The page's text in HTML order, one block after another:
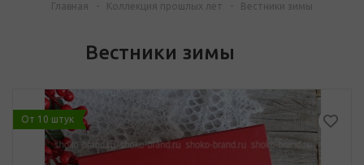
Главная - Коллекция прошлых лет - Вестники зимы
Вестники зимы
От 10 штук